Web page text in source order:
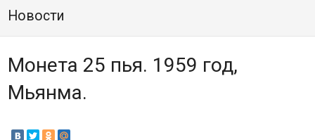
Новости
Монета 25 пья. 1959 год,
Мьянма.